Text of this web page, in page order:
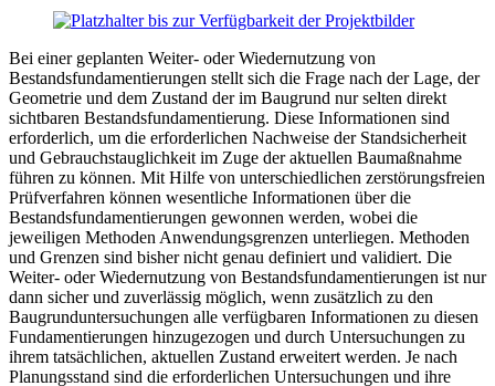
Bei einer geplanten Weiter- oder Wiedernutzung von
Bestandsfundamentierungen stellt sich die Frage nach der Lage, der
Geometrie und dem Zustand der im Baugrund nur selten direkt
sichtbaren Bestandsfundamentierung. Diese Informationen sind
erforderlich, um die erforderlichen Nachweise der Standsicherheit
und Gebrauchstauglichkeit im Zuge der aktuellen Baumaßnahme
führen zu können. Mit Hilfe von unterschiedlichen zerstörungsfreien
Prüfverfahren können wesentliche Informationen über die
Bestandsfundamentierungen gewonnen werden, wobei die
jeweiligen Methoden Anwendungsgrenzen unterliegen. Methoden
und Grenzen sind bisher nicht genau definiert und validiert. Die
Weiter- oder Wiedernutzung von Bestandsfundamentierungen ist nur
dann sicher und zuverlässig möglich, wenn zusätzlich zu den
Baugrunduntersuchungen alle verfügbaren Informationen zu diesen
Fundamentierungen hinzugezogen und durch Untersuchungen zu
ihrem tatsächlichen, aktuellen Zustand erweitert werden. Je nach
Planungsstand sind die erforderlichen Untersuchungen und ihre